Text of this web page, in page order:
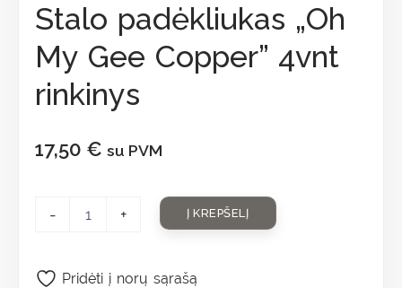
Stalo padėkliukas „Oh
My Gee Copper” 4vnt
rinkinys
17,50 € su PVM
- + Į KREPŠELĮ
Pridėti į norų sąrašą